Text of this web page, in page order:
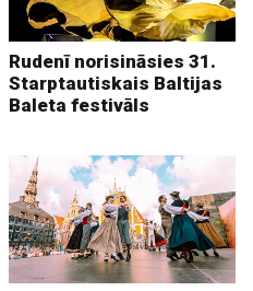
Rudenī norisināsies 31.
Starptautiskais Baltijas
Baleta festivāls